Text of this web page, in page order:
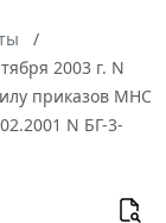
2003 г. N
приказов МНС
N БГ-3-